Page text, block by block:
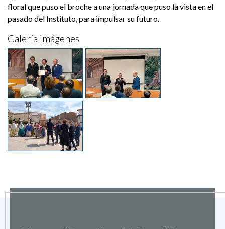
floral que puso el broche a una jornada que puso la vista en el
pasado del Instituto, para impulsar su futuro.
Galería imágenes